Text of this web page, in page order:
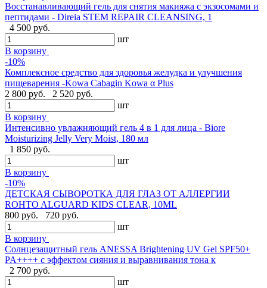
Восстанавливающий гель для снятия макияжа с экзосомами и
пептидами - Direia STEM REPAIR CLEANSING, 1
4 500 руб.
шт
В корзину
-10%
Комплексное средство для здоровья желудка и улучшения
пищеварения -Kowa Cabagin Kowa α Plus
2 800 руб.
2 520 руб.
шт
В корзину
Интенсивно увлажняющий гель 4 в 1 для лица - Biore
Moisturizing Jelly Very Moist, 180 мл
1 850 руб.
шт
В корзину
-10%
ДЕТСКАЯ СЫВОРОТКА ДЛЯ ГЛАЗ ОТ АЛЛЕРГИИ
ROHTO ALGUARD KIDS CLEAR, 10ML
800 руб.
720 руб.
шт
В корзину
Солнцезащитный гель ANESSA Brightening UV Gel SPF50+
PA++++ с эффектом сияния и выравнивания тона к
2 700 руб.
шт